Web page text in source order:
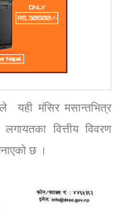
यही मंसिर मसान्तभित्र
वित्तीय विवरण
छ ।